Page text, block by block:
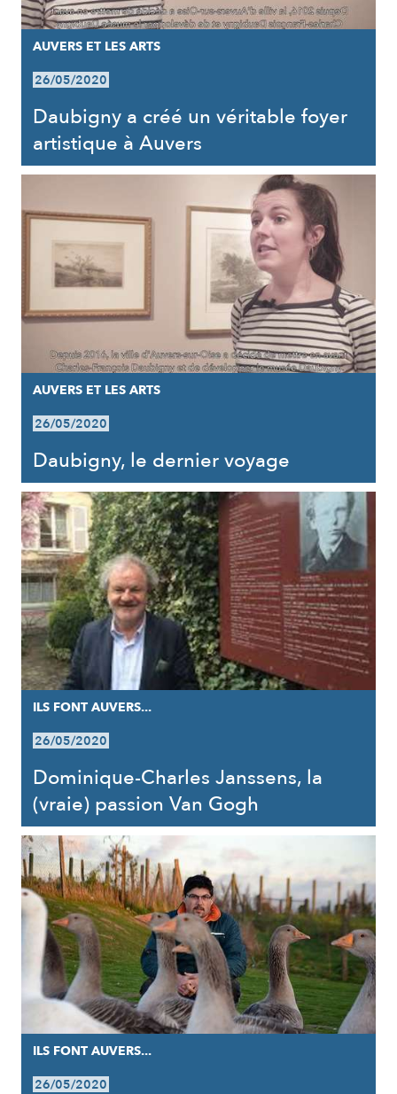
AUVERS ET LES ARTS
26/05/2020
Daubigny a créé un véritable foyer
artistique à Auvers
AUVERS ET LES ARTS
26/05/2020
Daubigny, le dernier voyage
ILS FONT AUVERS...
26/05/2020
Dominique-Charles Janssens, la
(vraie) passion Van Gogh
ILS FONT AUVERS...
26/05/2020